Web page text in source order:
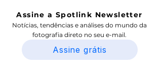
Assine a Spotlink Newsletter
Notícias, tendências e análises do mundo da
fotografia direto no seu e-mail.
Assine grátis